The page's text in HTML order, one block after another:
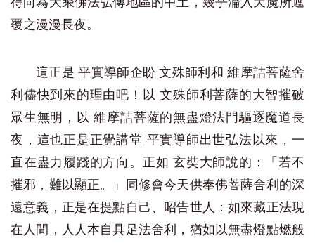
覆之漫漫長夜。
這正是 平實導師企盼 文殊師利和 維摩詰菩薩舍
利儘快到來的理由吧！以 文殊師利菩薩的大智摧破
眾生無明，以 維摩詰菩薩的無盡燈法門驅逐魔道長
夜，這也正是正覺講堂 平實導師出世弘法以來，一
直在盡力履踐的方向。正如 玄奘大師說的：「若不
摧邪，難以顯正。」同修會今天供奉佛菩薩舍利的深
遠意義，正是在提點自己、昭告世人：如來藏正法現
在人間，人人本自具足法舍利，猶如以無盡燈點燃般